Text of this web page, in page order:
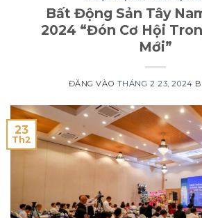
Bất Động Sản Tây
2024 “Đón Cơ Hội
Mới”
ĐĂNG VÀO THÁNG 2 23, 2024
23
Th2